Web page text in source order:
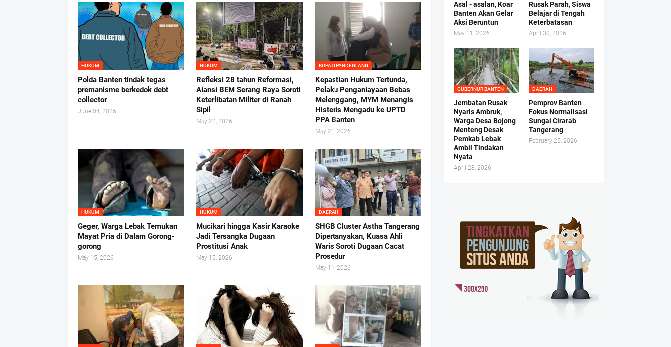
HUKUM
Polda Banten tindak tegas
premanisme berkedok debt
collector
June 04, 2026
HUKUM
Refleksi 28 tahun Reformasi,
Aiansi BEM Serang Raya Soroti
Keterlibatan Militer di Ranah
Sipil
May 22, 2026
BUPATI PANDEGLANG
Kepastian Hukum Tertunda,
Pelaku Penganiayaan Bebas
Melenggang, MYM Menangis
Histeris Mengadu ke UPTD
PPA Banten
May 21, 2026
HUKUM
Geger, Warga Lebak Temukan
Mayat Pria di Dalam Gorong-
gorong
May 15, 2026
HUKUM
Mucikari hingga Kasir Karaoke
Jadi Tersangka Dugaan
Prostitusi Anak
May 15, 2026
DAERAH
SHGB Cluster Astha Tangerang
Dipertanyakan, Kuasa Ahli
Waris Soroti Dugaan Cacat
Prosedur
May 11, 2026
Asal - asalan, Koar
Banten Akan Gelar
Aksi Beruntun
May 11, 2026
Rusak Parah, Siswa
Belajar di Tengah
Keterbatasan
April 30, 2026
GUBERNUR BANTEN
Jembatan Rusak
Nyaris Ambruk,
Warga Desa Bojong
Menteng Desak
Pemkab Lebak
Ambil Tindakan
Nyata
April 28, 2026
DAERAH
Pemprov Banten
Fokus Normalisasi
Sungai Cirarab
Tangerang
February 25, 2026